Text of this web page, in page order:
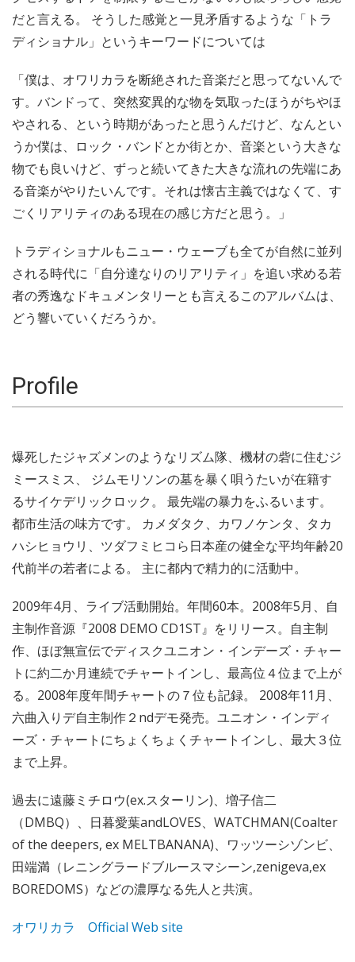
だと言える。 そうした感覚と一見矛盾するような「トラ
ディショナル」というキーワードについては
「僕は、オワリカラを断絶された音楽だと思ってないんで
す。バンドって、突然変異的な物を気取ったほうがちやほ
やされる、という時期があったと思うんだけど、なんとい
うか僕は、ロック・バンドとか街とか、音楽という大きな
物でも良いけど、ずっと続いてきた大きな流れの先端にあ
る音楽がやりたいんです。それは懐古主義ではなくて、す
ごくリアリティのある現在の感じ方だと思う。」
トラディショナルもニュー・ウェーブも全てが自然に並列
される時代に「自分達なりのリアリティ」を追い求める若
者の秀逸なドキュメンタリーとも言えるこのアルバムは、
どう響いていくだろうか。
Profile
爆死したジャズメンのようなリズム隊、機材の砦に住むジ
ミースミス、 ジムモリソンの墓を暴く唄うたいが在籍す
るサイケデリックロック。 最先端の暴力をふるいます。
都市生活の味方です。 カメダタク、カワノケンタ、タカ
ハシヒョウリ、ツダフミヒコら日本産の健全な平均年齢20
代前半の若者による。 主に都内で精力的に活動中。
2009年4月、ライブ活動開始。年間60本。2008年5月、自
主制作音源『2008 DEMO CD1ST』をリリース。自主制
作、ほぼ無宣伝でディスクユニオン・インデーズ・チャー
トに約二か月連続でチャートインし、最高位４位まで上が
る。2008年度年間チャートの７位も記録。 2008年11月、
六曲入りデ自主制作２ndデモ発売。ユニオン・インディ
ーズ・チャートにちょくちょくチャートインし、最大３位
まで上昇。
過去に遠藤ミチロウ(ex.スターリン)、増子信二
（DMBQ）、日暮愛葉andLOVES、WATCHMAN(Coalter
of the deepers, ex MELTBANANA)、ワッツーシゾンビ、
田端満（レニングラードブルースマシーン,zenigeva,ex
BOREDOMS）などの濃厚なる先人と共演。
オワリカラ Official Web site